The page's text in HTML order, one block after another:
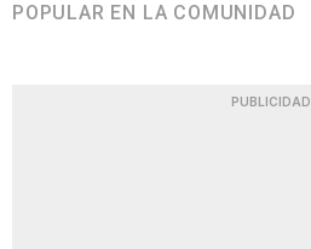
POPULAR EN LA COMUNIDAD
PUBLICIDAD